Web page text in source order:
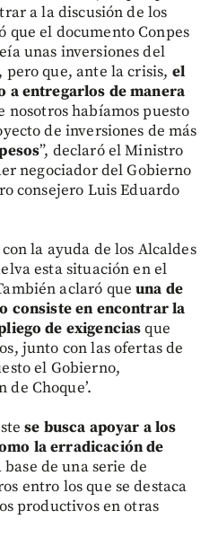
a la discusión de los
que el documento Conpes
unas inversiones del
pero que, ante la crisis, el
a entregarlos de manera
nosotros habíamos puesto
de inversiones de más
”, declaró el Ministro
negociador del Gobierno
consejero Luis Eduardo
la ayuda de los Alcaldes
esta situación en el
aclaró queuna de
consiste en encontrar la
de exigenciasque
junto con las ofertas de
el Gobierno,
de Choque’.
se busca apoyar a los
la erradicación de
base de una serie de
entro los que se destaca
productivos en otras